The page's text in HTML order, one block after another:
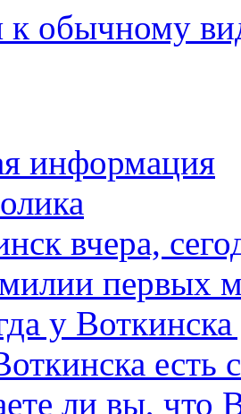
к обычному
информация
вчера,
первых
у
есть
ли вы, что